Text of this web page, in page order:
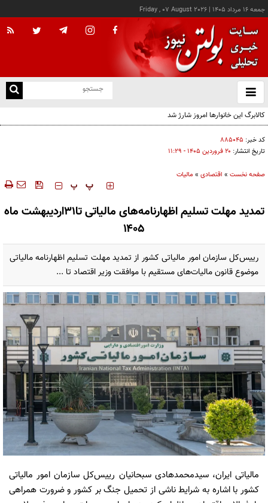
جمعه ۱۶ مرداد ۱۴۰۵ |
Friday , 07 August 2026
باز
و
کد خبر: ۸۸۵۰۴۵
تاریخ انتشار: ۲۰ فروردين ۱۴۰۵ - ۱۱:۲۹
صفحه نخست » اقتصادی » مالیات
‍‍‍ پ پ
تمدید مهلت تسلیم اظهارنامه‌های مالیاتی تا۳۱اردیبهشت ماه
۱۴۰۵
رییس‌کل سازمان امور مالیاتی کشور از تمدید مهلت تسلیم اظهارنامه مالیاتی
موضوع قانون مالیات‌های مستقیم با موافقت وزیر اقتصاد تا ...
مالیاتی ایران، سیدمحمدهادی سبحانیان رییس‌کل سازمان امور مالیاتی
کشور با اشاره به شرایط ناشی از تحمیل جنگ بر کشور و ضرورت همراهی